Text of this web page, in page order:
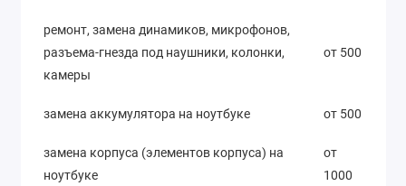
ремонт, замена динамиков, микрофонов,
разъема-гнезда под наушники, колонки,
камеры
от 500
замена аккумулятора на ноутбуке от 500
замена корпуса (элементов корпуса) на
ноутбуке
от
1000